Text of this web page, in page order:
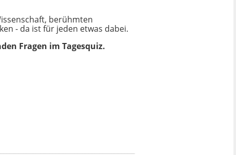
berühmten
- da ist für jeden etwas dabei.
Fragen im Tagesquiz.